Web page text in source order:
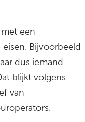
een
Bijvoorbeeld
dus iemand
blijkt volgens
van